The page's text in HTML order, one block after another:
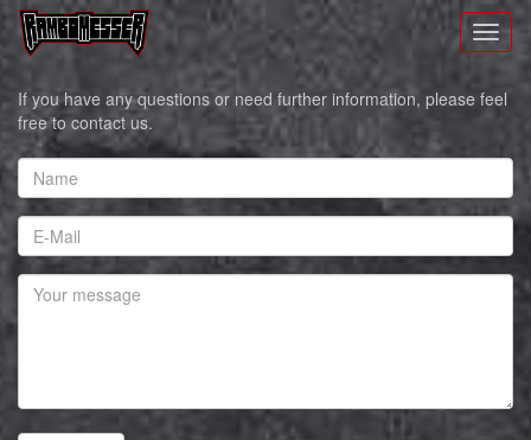
If you have any questions or need further information, please feel
free to contact us.